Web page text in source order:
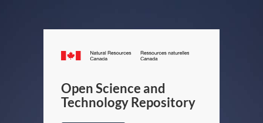
Canada.ca
/
Canada
Open Science and
Technology Repository